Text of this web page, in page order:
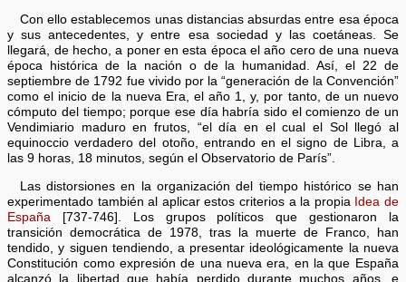
Con ello establecemos unas distancias absurdas entre esa época
y sus antecedentes, y entre esa sociedad y las coetáneas. Se
llegará, de hecho, a poner en esta época el año cero de una nueva
época histórica de la nación o de la humanidad. Así, el 22 de
septiembre de 1792 fue vivido por la “generación de la Convención”
como el inicio de la nueva Era, el año 1, y, por tanto, de un nuevo
cómputo del tiempo; porque ese día habría sido el comienzo de un
Vendimiario maduro en frutos, “el día en el cual el Sol llegó al
equinoccio verdadero del otoño, entrando en el signo de Libra, a
las 9 horas, 18 minutos, según el Observatorio de París”.
Las distorsiones en la organización del tiempo histórico se han
experimentado también al aplicar estos criterios a la propia Idea de
España [737-746]. Los grupos políticos que gestionaron la
transición democrática de 1978, tras la muerte de Franco, han
tendido, y siguen tendiendo, a presentar ideológicamente la nueva
Constitución como expresión de una nueva era, en la que España
alcanzó la libertad que había perdido durante muchos años, e